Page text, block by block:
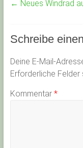
← Neues Windrad
Schreibe
Deine E-Mail-
Erforderliche Felder
Kommentar *